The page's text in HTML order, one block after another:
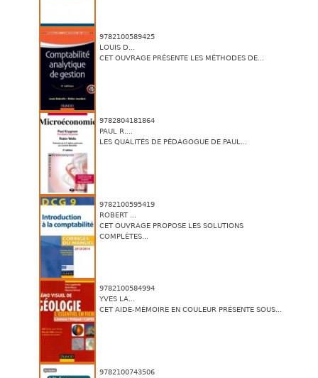
9782100589425
LOUIS D...
CET OUVRAGE PRÉSENTE LES MÉTHODES DE...
9782804181864
PAUL R....
LES QUALITÉS DE PÉDAGOGUE DE PAUL...
9782100595419
ROBERT ...
CET OUVRAGE PROPOSE LES SOLUTIONS
COMPLÈTES...
9782100584994
YVES LA...
CET AIDE-MÉMOIRE EN COULEUR PRÉSENTE SOUS...
9782100743506